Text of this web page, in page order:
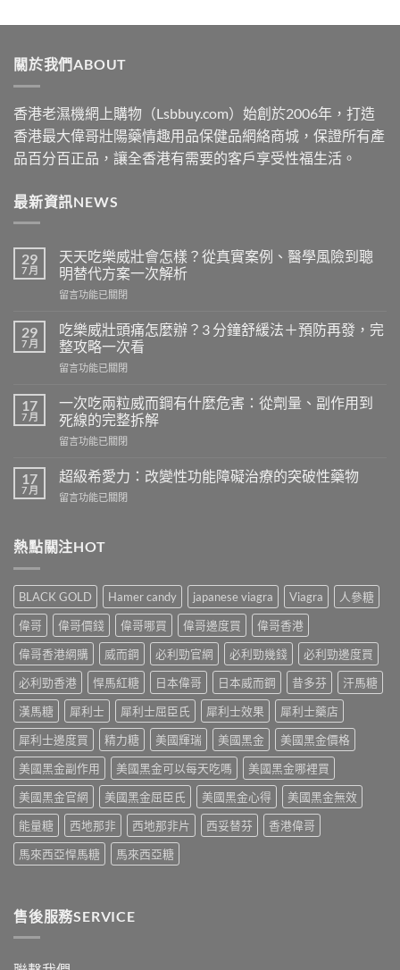
$489
關於我們ABOUT
香港老濕機網上購物（Lsbbuy.com）始創於2006年，打造
香港最大偉哥壯陽藥情趣用品保健品網絡商城，保證所有產
品百分百正品，讓全香港有需要的客戶享受性福生活。
最新資訊NEWS
29
7 月
天天吃樂威壯會怎樣？從真實案例、醫學風險到聰
明替代方案一次解析
在
天
吃
樂
威
會
怎
樣？
從
實
案
學
風
聰
明
替
代
方
案
一
次
解
析〉
中
留言功能已關閉
29
7 月
吃樂威壯頭痛怎麼辦？3 分鐘舒緩法＋預防再發，完
整攻略一次看
在
威
壯
頭
怎
辦？
鐘
法
＋
預
防
再
發，
完
整
略
一
次
看〉
中
留言功能已關閉
17
7 月
一次吃兩粒威而鋼有什麼危害：從劑量、副作用到
死線的完整拆解
在
次
吃
兩
而
什
麼
危
害：
從
劑
量、
副
用
到
死
線
的
完
拆
解〉
中
留言功能已關閉
17
7 月
超級希愛力：改變性功能障礙治療的突破性藥物
在
希
愛
改
變
性
功
能
障
礙
治
的
突
破
性
藥
物〉
中
留言功能已關閉
熱點關注HOT
BLACK GOLD Hamer candy japanese viagra Viagra
人參糖
偉哥
偉哥價錢 偉哥哪買 偉哥邊度買
偉哥香港
偉哥香港網購
威而鋼 必利勁官網 必利勁幾錢
必利勁邊度買
必利勁香港
悍馬紅糖 日本偉哥 日本威而鋼 昔多芬
汗馬糖
漢馬糖
犀利士 犀利士屈臣氏 犀利士效果
犀利士藥店
犀利士邊度買
精力糖 美國輝瑞 美國黑金
美國黑金價格
美國黑金副作用
美國黑金可以每天吃嗎
美國黑金哪裡買
美國黑金官網
美國黑金屈臣氏 美國黑金心得
美國黑金無效
能量糖
西地那非 西地那非片 西妥替芬
香港偉哥
馬來西亞悍馬糖
馬來西亞糖
售後服務SERVICE